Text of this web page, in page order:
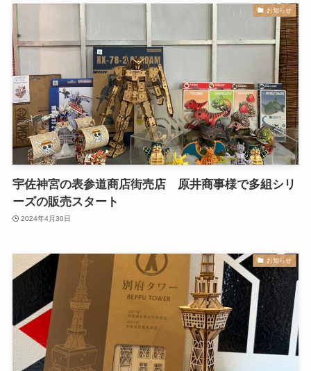
お知らせ
宇佐神宮の表参道商店街売店 原井商事様で多組シリ
ーズの販売スタート
2024年4月30日
お知らせ